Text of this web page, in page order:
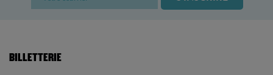
BILLETTERIE